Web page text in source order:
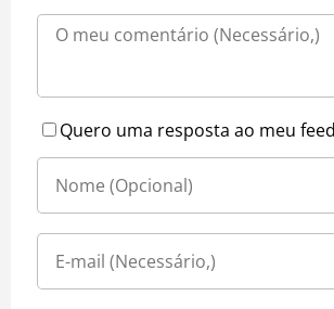
Quero uma resposta ao meu